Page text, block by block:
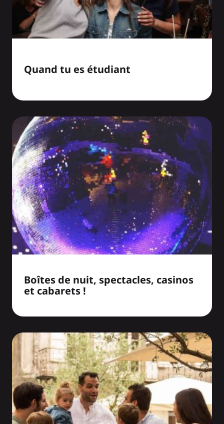
Quand tu es étudiant
Boîtes de nuit, spectacles, casinos
et cabarets !